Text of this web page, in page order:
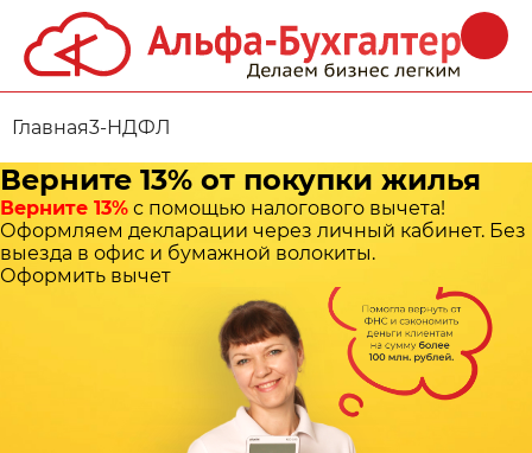
Главная3-НДФЛ
Верните 13% от покупки жилья
Верните 13% с помощью налогового вычета!
Оформляем декларации через личный кабинет. Без
выезда в офис и бумажной волокиты.
Оформить вычет